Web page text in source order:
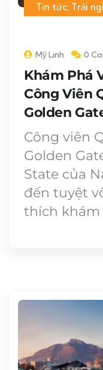
Tin tức, Trải
Mỹ Linh 0
Khám Phá
Công Viên
Golden
Công viên
Golden
State của
đến tuyệt
thích